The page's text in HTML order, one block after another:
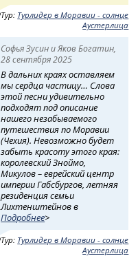
Тур: Турлидер в Моравии - солнце
Аустерлица
Софья Зусин и Яков Богатин,
28 сентября 2025
В дальних краях оставляем
мы сердца частицу… Слова
этой песни удивительно
подходят под описание
нашего незабываемого
путешествия по Моравии
(Чехия). Невозможно будет
забыть красоту этого края:
королевский Зноймо,
Микулов – еврейский центр
империи Габсбургов, летняя
резиденция семьи
Лихтенштейнов в
Подробнее>
Тур: Турлидер в Моравии - солнце
Аустерлица